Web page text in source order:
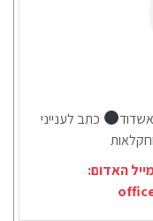
כתב לענייני
האדום: